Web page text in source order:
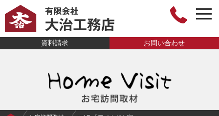
有限会社大治工
資料請求 お問い合わせ